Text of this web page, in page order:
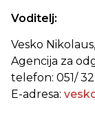
Voditelj:
Vesko
Agencija za
telefon: 051/
E-adresa: